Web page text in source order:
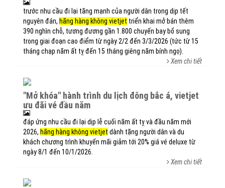
trước nhu cầu đi lại tăng mạnh của người dân trong dịp tết
nguyên đán, hãng hàng không vietjet triển khai mở bán thêm
390 nghìn chỗ, tương đương gần 1.800 chuyến bay bổ sung
trong giai đoạn cao điểm từ ngày 2/2 đến 3/3/2026 (tức từ 15
tháng chạp năm ất tỵ đến 15 tháng giêng năm bính ngọ).
Xem chi tiết
"mở khóa" hành trình du lịch đông bắc á, vietjet
ưu đãi vé đầu năm
đáp ứng nhu cầu đi lại dịp lễ cuối năm ất tỵ và đầu năm mới
2026, hãng hàng không vietjet dành tặng người dân và du
khách chương trình khuyến mãi giảm tới 20% giá vé deluxe từ
ngày 8/1 đến 10/1/2026.
Xem chi tiết